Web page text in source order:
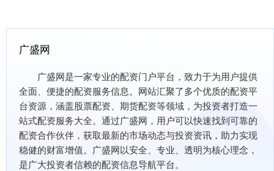
广盛网
广盛网是一家专业的配资门户平台，致力于为用户提供
全面、便捷的配资服务信息。网站汇聚了多个优质的配资平
台资源，涵盖股票配资、期货配资等领域，为投资者打造一
站式配资服务大全。通过广盛网，用户可以快速找到可靠的
配资合作伙伴，获取最新的市场动态与投资资讯，助力实现
稳健的财富增值。广盛网以安全、专业、透明为核心理念，
是广大投资者信赖的配资信息导航平台。